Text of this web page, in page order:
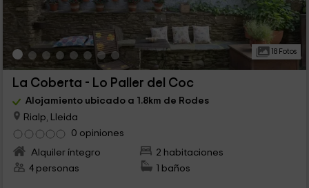
18 Fotos
La Coberta - Lo Paller del Coc
Alojamiento ubicado a 1.8km de Rodes
Rialp, Lleida
0 opiniones
Alquiler íntegro
2 habitaciones
4 personas
1 baños